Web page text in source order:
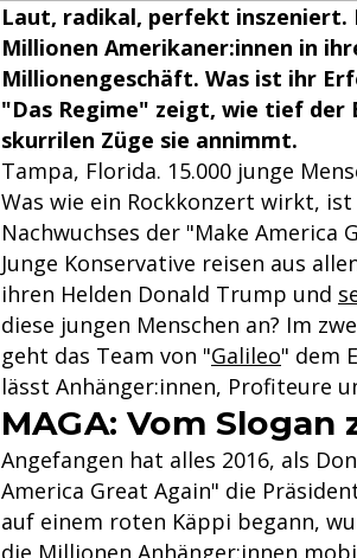
Laut, radikal, perfekt inszeniert.
Millionen Amerikaner:innen in
Millionengeschäft. Was ist ihr
"Das Regime" zeigt, wie tief der
skurrilen Züge sie annimmt.
Tampa, Florida. 15.000 junge
Was wie ein Rockkonzert wirkt,
Nachwuchses der "Make America
Junge Konservative reisen aus
ihren Helden Donald Trump und
diese jungen Menschen an? Im
geht das Team von "Galileo" dem
lässt Anhänger:innen, Profiteure
MAGA: Vom
Angefangen hat alles 2016, als
America Great Again" die
auf einem roten Käppi begann,
die Millionen Anhänger:innen